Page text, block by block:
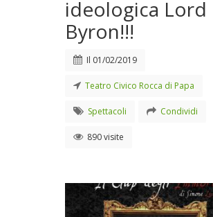
ideologica Lord
Byron!!!
Il 01/02/2019
Teatro Civico Rocca di Papa
Spettacoli Condividi
890 visite